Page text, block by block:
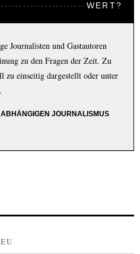
WERT?
Journalisten und Gastautoren
zu den Fragen der Zeit. Zu
zu einseitig dargestellt oder unter
JOURNALISMUS